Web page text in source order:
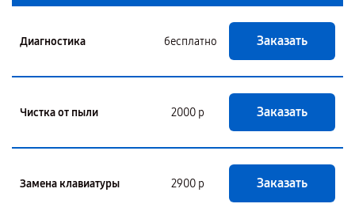
Диагностика бесплатно Заказать
Чистка от пыли 2000 р Заказать
Замена клавиатуры 2900 р Заказать